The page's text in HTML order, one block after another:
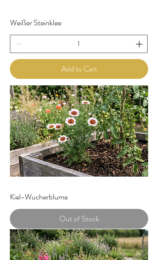
Weißer Steinklee
Add to Cart
Kiel-Wucherblume
Out of Stock